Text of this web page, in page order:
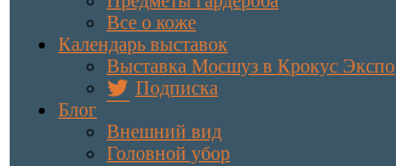
Все о коже
Календарь выставок
Выставка Мосшуз в Крокус Экспо
Подписка
Блог
Внешний вид
Головной убор